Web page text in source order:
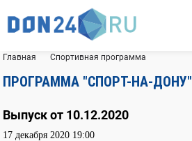
Главная Спортивная программа
ПРОГРАММА "СПОРТ-НА-ДОНУ"
Выпуск от 10.12.2020
17 декабря 2020 19:00